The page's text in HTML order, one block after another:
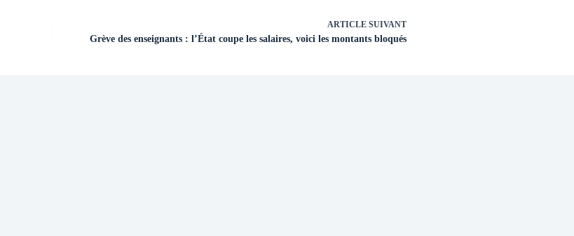
ARTICLE SUIVANT
Grève des enseignants : l’État coupe les salaires, voici les montants bloqués